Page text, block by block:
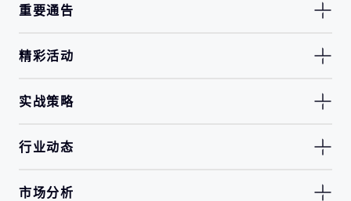
重要通告
精彩活动
实战策略
行业动态
市场分析